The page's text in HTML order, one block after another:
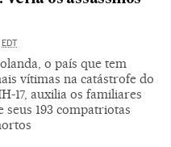
EDT
o país que tem
vítimas na catástrofe do
17, auxilia os familiares
seus 193 compatriotas